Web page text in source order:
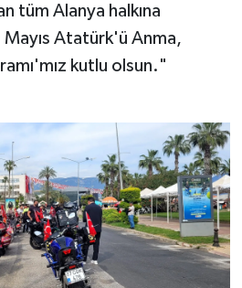
tüm Alanya halkına
Atatürk'ü Anma,
kutlu olsun."